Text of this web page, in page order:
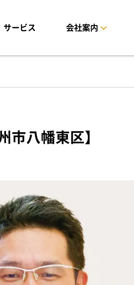
サービス 会社案内
企業理念
代表メッセージ
会社概要
市八幡東区】